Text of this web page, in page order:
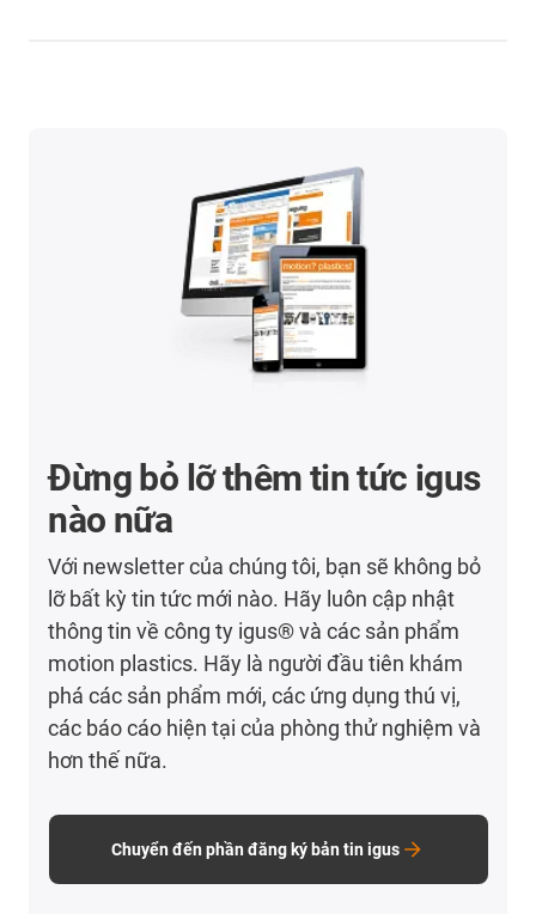
Đừng bỏ lỡ thêm tin tức igus
nào nữa
Với newsletter của chúng tôi, bạn sẽ không bỏ
lỡ bất kỳ tin tức mới nào. Hãy luôn cập nhật
thông tin về công ty igus® và các sản phẩm
motion plastics. Hãy là người đầu tiên khám
phá các sản phẩm mới, các ứng dụng thú vị,
các báo cáo hiện tại của phòng thử nghiệm và
hơn thế nữa.
Chuyển đến phần đăng ký bản tin igus